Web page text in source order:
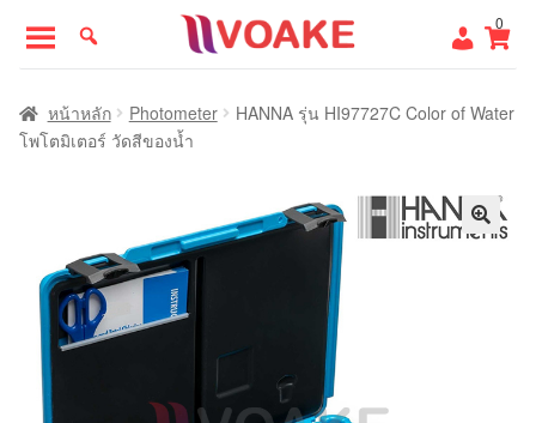
to
navigation
to
content
0
หน้าแรก
หน้าหลัก Photometer
HANNA รุ่น HI97727C Color of Water
โพโตมิเตอร์ วัดสีของน้ำ